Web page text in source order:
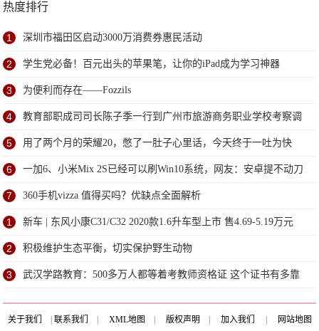
热度排行
1 深圳市福田区启动3000万消费券惠民活动
2 学生党必备！百元出头的苹果笔，让你的iPad成为学习神器
3 为便利而存在——Fozzils
4 教育部职成司司长陈子季一行到广州市旅游商务职业学校考察调
研
5 用了两个月的荣耀20，憋了一肚子心里话，今天终于一吐为快
6 一加6、小米Mix 2S已经可以刷Win10系统，网友：安卓提不动刀
了？
7 360手机vizza 值得买吗？优缺点全面解析
1 新车 | 东风小康C31/C32 2020款1.6升车型上市 售4.69-5.19万元
2 积极维护生态平衡，切实保护野生动物
3 武汉学路教育：500多万人都等着考教师资格证 这个证书有多靠
谱？
关于我们 联系我们 XML地图 版权声明 加入我们
网站地图